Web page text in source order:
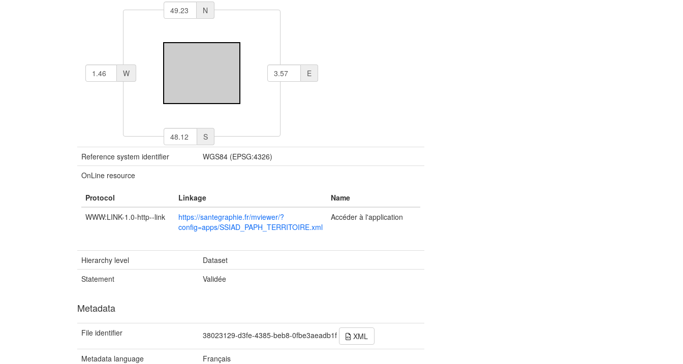
N
S
E
W
Reference system identifier
WGS84 (EPSG:4326)
OnLine resource
Protocol Linkage
Name
WWW:LINK-1.0-http--link
https://santegraphie.fr/mviewer/?
config=apps/SSIAD_PAPH_TERRITOIRE.xml
Accéder à l'application
Hierarchy level
Dataset
Statement
Validée
Metadata
File identifier 38023129-d3fe-4385-beb8-0fbe3aeadb1f XML
Metadata language
Français